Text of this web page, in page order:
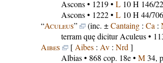
Ascons• 1219 • L10 H 146/
Ascons• 1222 • L10 H 44/
“Aculeus” (inc. ±Cantaing: Ca :
terram quę dicitur Aculeus•
Aibes
[ Aibes: Av: Nrd ]
Albias• 868 cop. 18e • M34,